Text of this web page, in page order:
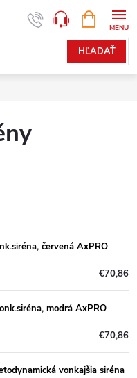
HĽADAŤ
KOŠÍK
červená AxPRO
€70,86
modrá AxPRO
€70,86
vonkajšia siréna